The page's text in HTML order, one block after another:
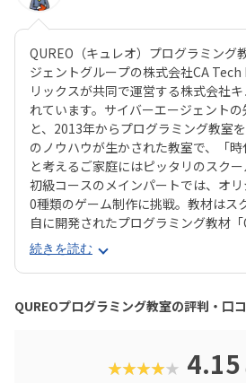
QUREO（キュレオ）プログラミング
ジェントグループの株式会社CA
リックスが共同で運営する株式会社
れています。サイバーエージェント
と、2013年からプログラミング教室
のノウハウが生かされた教室で、「時
と考えるご家庭にはピッタリのスクー
初級コースのメインパートでは、オ
0種類のゲーム制作に挑戦。教材はス
自に開発されたプログラミング教材
オ）」です。スマホゲームのような感
るのに、本格的な内容が学べるのが魅
「やらされている感」がないので、
ていくようなペースでどんどん学習を
のデザイン性も高く、実際にスマホゲ
クに慣れている今の子どもでも、「
い」と思わず勉強に取り組めるでし
続きを読む
QUREOプログラミング教室の評判・口
★★★★★ 4.15